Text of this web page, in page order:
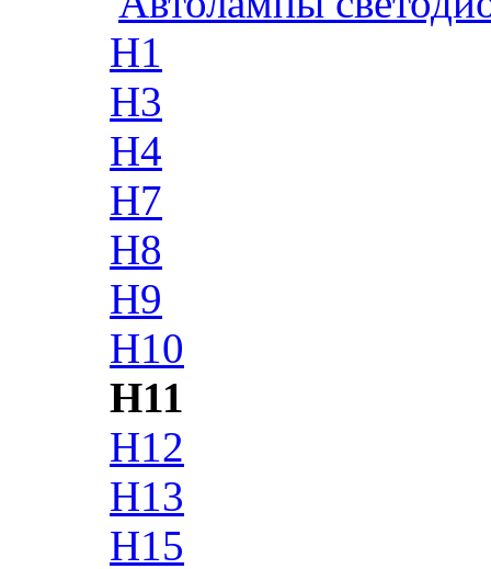
H1
H3
H4
H7
H8
H9
H10
H11
H12
H13
H15